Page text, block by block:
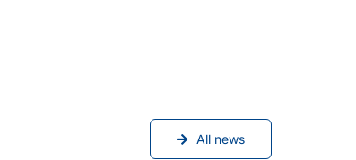
All news